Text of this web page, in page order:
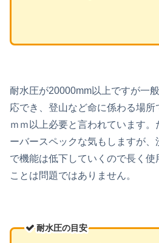
耐水圧が20000mm以上ですが一
応でき、登山など命に係わる場所
ｍｍ以上必要と言われています
ーバースペックな気もしますが
で機能は低下していくので長く
ことは問題ではありません。
耐水圧の目安